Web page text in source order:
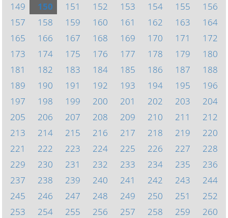
149
150 151 152 153 154 155
156
157
158 159 160 161 162 163
164
165
166 167 168 169 170 171
172
173
174 175 176 177 178 179
180
181
182 183 184 185 186 187
188
189
190 191 192 193 194 195
196
197
198 199 200 201 202 203
204
205
206 207 208 209 210 211
212
213
214 215 216 217 218 219
220
221
222 223 224 225 226 227
228
229
230 231 232 233 234 235
236
237
238 239 240 241 242 243
244
245
246 247 248 249 250 251
252
253
254 255 256 257 258 259
260